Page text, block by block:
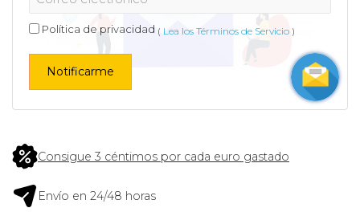
Política de privacidad ( Lea los Términos de Servicio )
Notificarme
Consigue 3 céntimos por cada euro gastado
Envío en 24/48 horas